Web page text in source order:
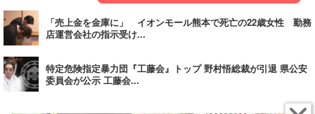
「売上金を金庫に」 イオンモール熊本で死亡の22歳女性 勤務
店運営会社の指示受け...
特定危険指定暴力団『工藤会』トップ 野村悟総裁が引退 県公安
委員会が公示 工藤会...